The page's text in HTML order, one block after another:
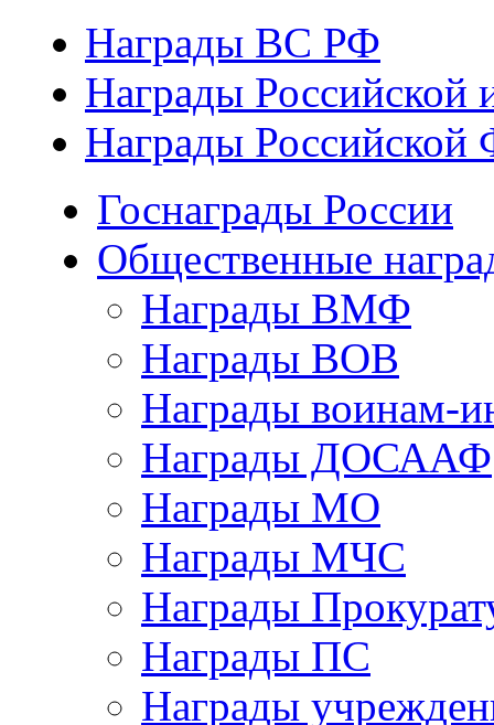
Награды ВС РФ
Награды Российской
Награды Российской
Госнаграды России
Общественные
Награды ВМФ
Награды ВОВ
Награды воинам-
Награды ДОСААФ
Награды МО
Награды МЧС
Награды
Награды ПС
Награды